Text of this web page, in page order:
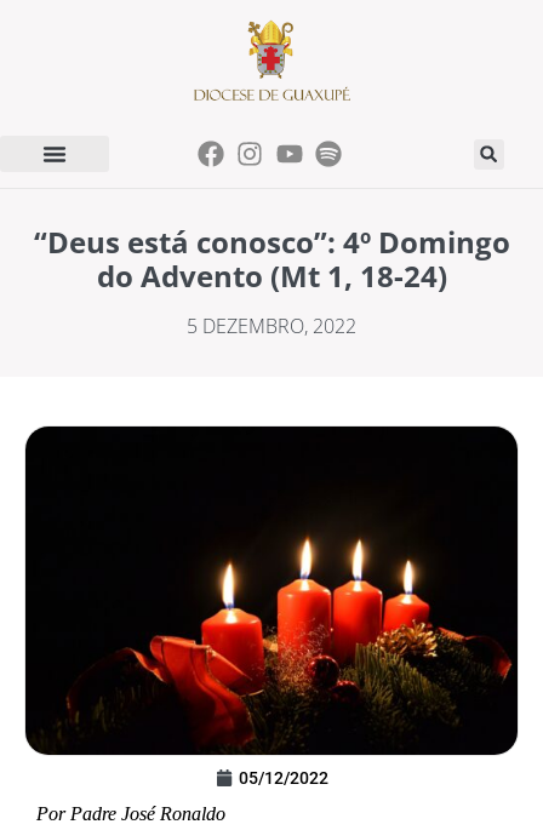
“Deus está conosco”: 4º Domingo
do Advento (Mt 1, 18-24)
5 DEZEMBRO, 2022
05/12/2022
Por Padre José Ronaldo